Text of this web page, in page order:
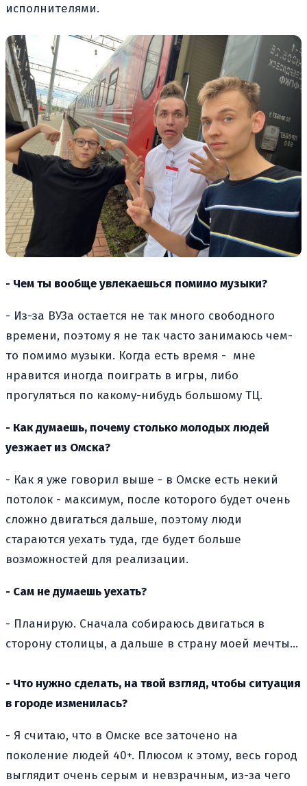
исполнителями.
- Чем ты вообще увлекаешься помимо музыки?
- Из-за ВУЗа остается не так много свободного
времени, поэтому я не так часто занимаюсь чем-
то помимо музыки. Когда есть время - мне
нравится иногда поиграть в игры, либо
прогуляться по какому-нибудь большому ТЦ.
- Как думаешь, почему столько молодых людей
уезжает из Омска?
- Как я уже говорил выше - в Омске есть некий
потолок - максимум, после которого будет очень
сложно двигаться дальше, поэтому люди
стараются уехать туда, где будет больше
возможностей для реализации.
- Сам не думаешь уехать?
- Планирую. Сначала собираюсь двигаться в
сторону столицы, а дальше в страну моей мечты...
- Что нужно сделать, на твой взгляд, чтобы ситуация
в городе изменилась?
- Я считаю, что в Омске все заточено на
поколение людей 40+. Плюсом к этому, весь город
выглядит очень серым и невзрачным, из-за чего